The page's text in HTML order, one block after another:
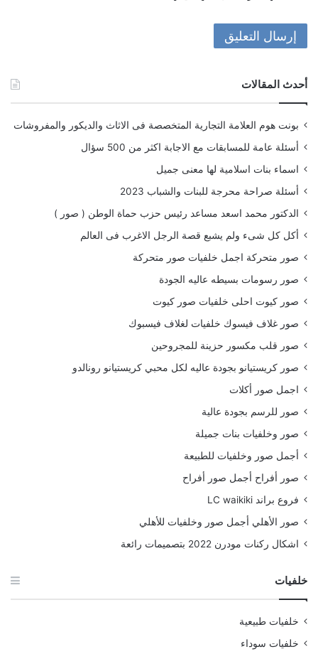
أحدث المقالات
بونت هوم العلامة التجارية المتخصصة فى الاثاث والديكور والمفروشات
أسئلة عامة للمسابقات مع الاجابة اكثر من 500 سؤال
اسماء بنات اسلامية لها معنى جميل
أسئلة صراحة محرجة للبنات والشباب 2023
الدكتور محمد اسعد مساعد رئيس حزب حماة الوطن ( صور )
أكل كل شىء ولم يشبع قصة الرجل الاغرب فى العالم
صور متحركة اجمل خلفيات صور متحركة
صور رسومات بسيطه عاليه الجودة
صور كيوت احلى خلفيات صور كيوت
صور غلاف فيسوك خلفيات لغلاف فيسبوك
صور قلب مكسور حزينة للمجروحين
صور كريستيانو بجودة عاليه لكل محبي كريستيانو رونالدو
اجمل صور أكلات
صور للرسم بجودة عالية
صور وخلفيات بنات جميلة
أجمل صور وخلفيات للطبيعة
صور أفراح أجمل صور أفراح
فروع براند LC waikiki
صور الأهلي أجمل صور وخلفيات للأهلي
اشكال ركنات مودرن 2022 بتصميمات رائعة
خلفيات
خلفيات طبيعية
خلفيات سوداء